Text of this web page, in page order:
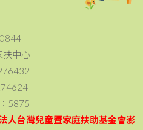
扶中心
5875
人台灣兒童暨家庭扶助基金會澎